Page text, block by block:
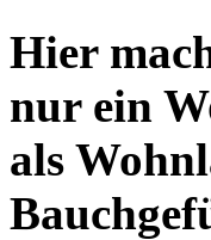
Hier
nur ein
als